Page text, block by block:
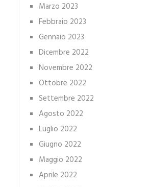
Marzo 2023
Febbraio 2023
Gennaio 2023
Dicembre 2022
Novembre 2022
Ottobre 2022
Settembre 2022
Agosto 2022
Luglio 2022
Giugno 2022
Maggio 2022
Aprile 2022